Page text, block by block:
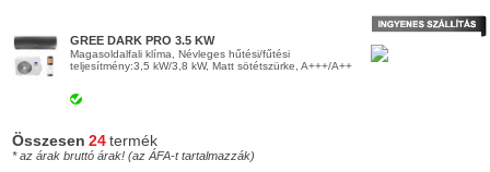
GREE DARK PRO 3.5 KW
Magasoldalfali klíma, Névleges hűtési/fűtési
teljesítmény:3,5 kW/3,8 kW, Matt sötétszürke, A+++/A++
Összesen 24 termék
* az árak bruttó árak! (az ÁFA-t tartalmazzák)